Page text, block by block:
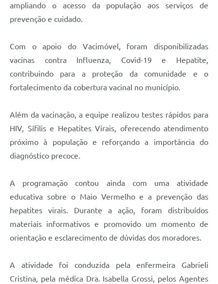
Festival Gastronômico
Regularização de bairros
Carta de Serviços
Arquivos para Download
Legislação
Telefones Úteis
SIC
ampliando o acesso da população aos serviços de
prevenção e cuidado.
Com o apoio do Vacimóvel, foram disponibilizadas
vacinas contra Influenza, Covid-19 e Hepatite,
contribuindo para a proteção da comunidade e o
fortalecimento da cobertura vacinal no município.
Além da vacinação, a equipe realizou testes rápidos para
HIV, Sífilis e Hepatites Virais, oferecendo atendimento
próximo à população e reforçando a importância do
diagnóstico precoce.
A programação contou ainda com uma atividade
educativa sobre o Maio Vermelho e a prevenção das
hepatites virais. Durante a ação, foram distribuídos
materiais informativos e promovido um momento de
orientação e esclarecimento de dúvidas dos moradores.
A atividade foi conduzida pela enfermeira Gabrieli
Cristina, pela médica Dra. Isabella Grossi, pelos Agentes